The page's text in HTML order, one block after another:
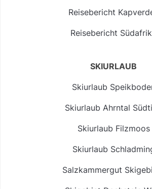
Reisebericht
Reisebericht
SKIURLAUB
Skiurlaub
Skiurlaub Ahrntal
Skiurlaub Filzmoos
Skiurlaub
Salzkammergut